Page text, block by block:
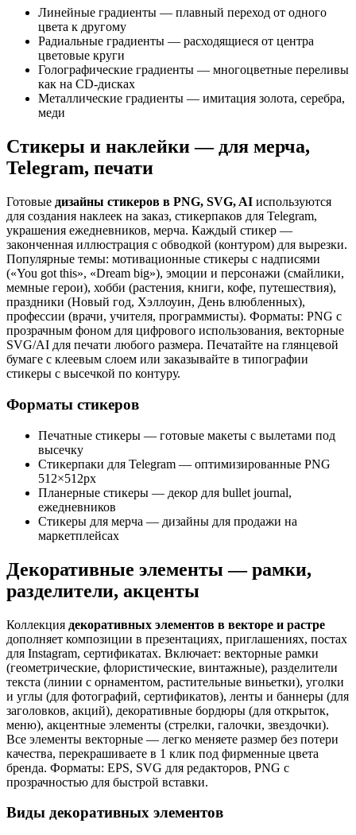
Линейные градиенты — плавный переход от одного
цвета к другому
Радиальные градиенты — расходящиеся от центра
цветовые круги
Голографические градиенты — многоцветные переливы
как на CD-дисках
Металлические градиенты — имитация золота, серебра,
меди
Стикеры и наклейки — для мерча,
Telegram, печати
Готовые дизайны стикеров в PNG, SVG, AI используются
для создания наклеек на заказ, стикерпаков для Telegram,
украшения ежедневников, мерча. Каждый стикер —
законченная иллюстрация с обводкой (контуром) для вырезки.
Популярные темы: мотивационные стикеры с надписями
(«You got this», «Dream big»), эмоции и персонажи (смайлики,
мемные герои), хобби (растения, книги, кофе, путешествия),
праздники (Новый год, Хэллоуин, День влюбленных),
профессии (врачи, учителя, программисты). Форматы: PNG с
прозрачным фоном для цифрового использования, векторные
SVG/AI для печати любого размера. Печатайте на глянцевой
бумаге с клеевым слоем или заказывайте в типографии
стикеры с высечкой по контуру.
Форматы стикеров
Печатные стикеры — готовые макеты с вылетами под
высечку
Стикерпаки для Telegram — оптимизированные PNG
512×512px
Планерные стикеры — декор для bullet journal,
ежедневников
Стикеры для мерча — дизайны для продажи на
маркетплейсах
Декоративные элементы — рамки,
разделители, акценты
Коллекция декоративных элементов в векторе и растре
дополняет композиции в презентациях, приглашениях, постах
для Instagram, сертификатах. Включает: векторные рамки
(геометрические, флористические, винтажные), разделители
текста (линии с орнаментом, растительные виньетки), уголки
и углы (для фотографий, сертификатов), ленты и баннеры (для
заголовков, акций), декоративные бордюры (для открыток,
меню), акцентные элементы (стрелки, галочки, звездочки).
Все элементы векторные — легко меняете размер без потери
качества, перекрашиваете в 1 клик под фирменные цвета
бренда. Форматы: EPS, SVG для редакторов, PNG с
прозрачностью для быстрой вставки.
Виды декоративных элементов